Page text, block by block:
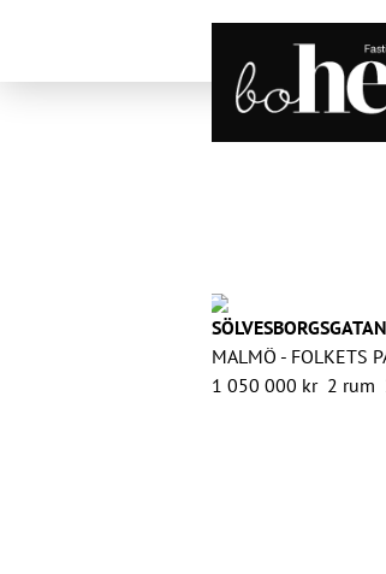
MALMÖ - FOLKETS
1 050 000 kr 2 rum